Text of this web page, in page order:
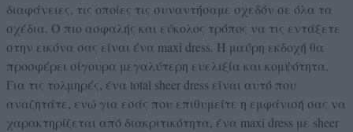
διαφάνειες, τις οποίες τις συναντήσαμε σχεδόν σε όλα τα
σχέδια. Ο πιο ασφαλής και εύκολος τρόπος να τις εντάξετε
στην εικόνα σας είναι ένα maxi dress. Η μαύρη εκδοχή θα
προσφέρει σίγουρα μεγαλύτερη ευελιξία και κομψότητα.
Για τις τολμηρές, ένα total sheer dress είναι αυτό που
αναζητάτε, ενώ για εσάς που επιθυμείτε η εμφάνισή σας να
χαρακτηρίζεται από διακριτικότητα, ένα maxi dress με sheer